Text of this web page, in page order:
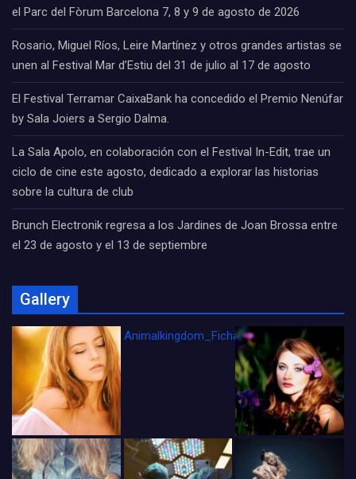
el Parc del Fòrum Barcelona 7, 8 y 9 de agosto de 2026
Rosario, Miguel Ríos, Leire Martínez y otros grandes artistas se
unen al Festival Mar d’Estiu del 31 de julio al 17 de agosto
El Festival Terramar CaixaBank ha concedido el Premio Nenúfar
by Sala Joiers a Sergio Dalma.
La Sala Apolo, en colaboración con el Festival In-Edit, trae un
ciclo de cine este agosto, dedicado a explorar las historias
sobre la cultura de club
Brunch Electronik regresa a los Jardines de Joan Brossa entre
el 23 de agosto y el 13 de septiembre
Gallery
Animalkingdom_FichaCine